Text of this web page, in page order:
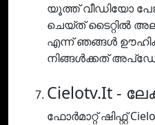
യൂത്ത് വീഡിയോ
ചെയ്‌ത് ടൈറ്റിൽ
എന്ന് ഞങ്ങൾ
നിങ്ങൾക്കത്
Cielotv.It -
ഫോർമാറ്റ് ഷിഫ്റ്റ്